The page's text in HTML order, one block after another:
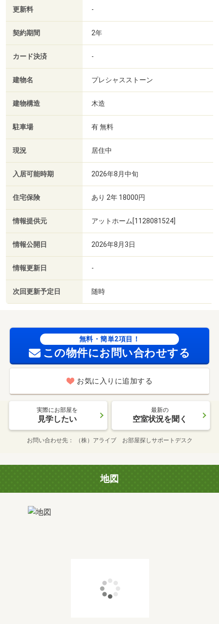
更新料 -
契約期間 2年
カード決済 -
建物名 プレシャスストーン
建物構造 木造
駐車場 有 無料
現況 居住中
入居可能時期 2026年8月中旬
住宅保険 あり 2年 18000円
情報提供元 アットホーム[1128081524]
情報公開日 2026年8月3日
情報更新日 -
次回更新予定日 随時
無料・簡単2項目！
この物件にお問い合わせする
お気に入りに追加する
実際にお部屋を
見学したい
最新の
空室状況を聞く
お問い合わせ先 （株）アライブ お部屋探しサポートデスク
地図